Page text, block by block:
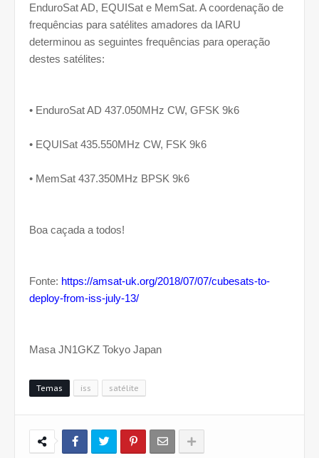
EnduroSat AD, EQUISat e MemSat. A coordenação de
frequências para satélites amadores da IARU
determinou as seguintes frequências para operação
destes satélites:
• EnduroSat AD 437.050MHz CW, GFSK 9k6
• EQUISat 435.550MHz CW, FSK 9k6
• MemSat 437.350MHz BPSK 9k6
Boa caçada a todos!
Fonte: https://amsat-uk.org/2018/07/07/cubesats-to-
deploy-from-iss-july-13/
Masa JN1GKZ Tokyo Japan
Temas iss satélite